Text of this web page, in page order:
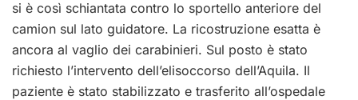
si è così schiantata contro lo sportello anteriore del
camion sul lato guidatore. La ricostruzione esatta è
ancora al vaglio dei carabinieri. Sul posto è stato
richiesto l’intervento dell’elisoccorso dell’Aquila. Il
paziente è stato stabilizzato e trasferito all’ospedale